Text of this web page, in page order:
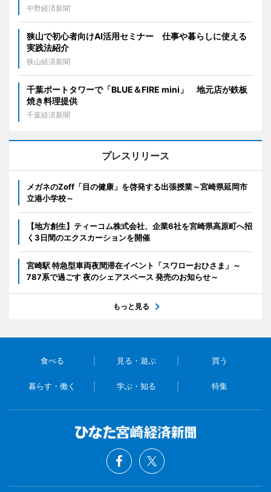
中野経済新聞
狭山で初心者向けAI活用セミナー 仕事や暮らしに使える
実践法紹介
狭山経済新聞
千葉ポートタワーで「BLUE＆FIRE mini」 地元店が鉄板
焼き料理提供
千葉経済新聞
プレスリリース
メガネのZoff「目の健康」を啓発する出張授業～宮崎県延岡市
立港小学校～
【地方創生】ティーコム株式会社、企業6社を宮崎県高原町へ招
く3日間のエクスカーションを開催
宮崎駅 特急型車両夜間滞在イベント「スワローおひさま」～
787系で過ごす 夜のシェアスペース 発売のお知らせ～
もっと見る
食べる 見る・遊ぶ 買う
暮らす・働く 学ぶ・知る 特集